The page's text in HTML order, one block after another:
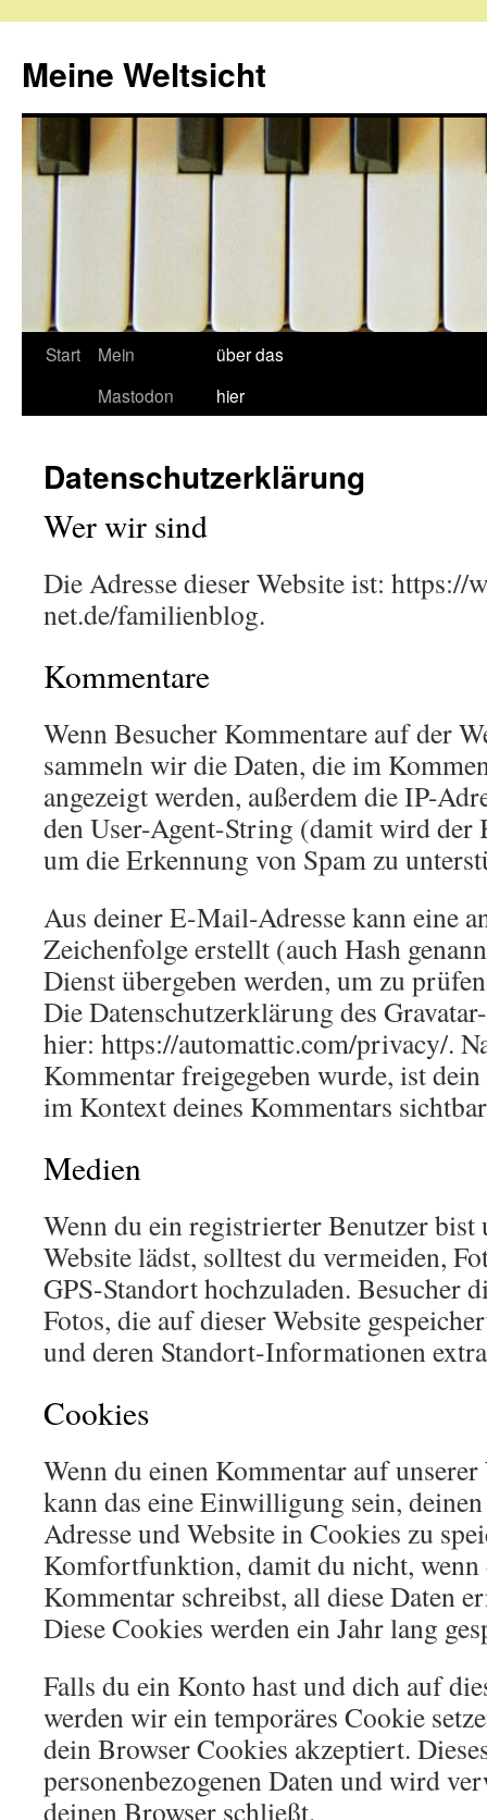
Meine Weltsicht
Zum
Start
Mein
Mastodon
über das
hier
Datenschutzerklärung
Wer wir sind
Die Adresse dieser Website ist: https://
net.de/familienblog.
Kommentare
Wenn Besucher Kommentare auf der
sammeln wir die Daten, die im
angezeigt werden, außerdem die IP-
den User-Agent-String (damit wird
um die Erkennung von Spam zu
Aus deiner E-Mail-Adresse kann eine
Zeichenfolge erstellt (auch Hash
Dienst übergeben werden, um zu
Die Datenschutzerklärung des
hier: https://automattic.com/privacy/.
Kommentar freigegeben wurde, ist
im Kontext deines Kommentars
Medien
Wenn du ein registrierter Benutzer bist
Website lädst, solltest du vermeiden,
GPS-Standort hochzuladen. Besucher
Fotos, die auf dieser Website
und deren Standort-Informationen
Cookies
Wenn du einen Kommentar auf
kann das eine Einwilligung sein,
Adresse und Website in Cookies zu
Komfortfunktion, damit du nicht, wenn
Kommentar schreibst, all diese Daten
Diese Cookies werden ein Jahr lang
Falls du ein Konto hast und dich auf
werden wir ein temporäres Cookie
dein Browser Cookies akzeptiert.
personenbezogenen Daten und wird
deinen Browser schließt.